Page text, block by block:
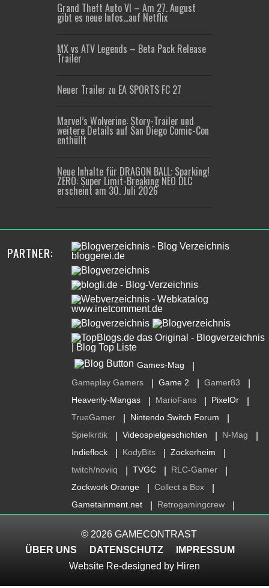
Grand Theft Auto VI – Am 27. August
gibt es neue Infos…auf Netflix
MX vs ATV Legends – Beta Pack Release
Trailer
Neuer Trailer zu EA SPORTS FC 27
Marvel’s Wolverine: Story-Trailer und
weitere Details auf San Diego Comic-Con
enthüllt
Neue Inhalte für DRAGON BALL: Sparking!
ZERO: Super Limit-Breaking NEO DLC
erscheint am 30. Juli 2026
PARTNER:
Games-Mag
Gameplay Gamers Game 2 Gamer83
Heavenly-Mangas MarioFans PixelOr
TrueGamer Nintendo Switch Forum
Spielkritik Videospielgeschichten N-Mag
Indieflock KodyBits Zockerheim
twitch/noviiq TVGC RLC-Gamer
Zockwork Orange Collect a Box
Gametainment.net Retrogamingcrew
© 2026 GAMECONTRAST
ÜBER UNS
DATENSCHUTZ
IMPRESSUM
Website Re-designed by Hiren